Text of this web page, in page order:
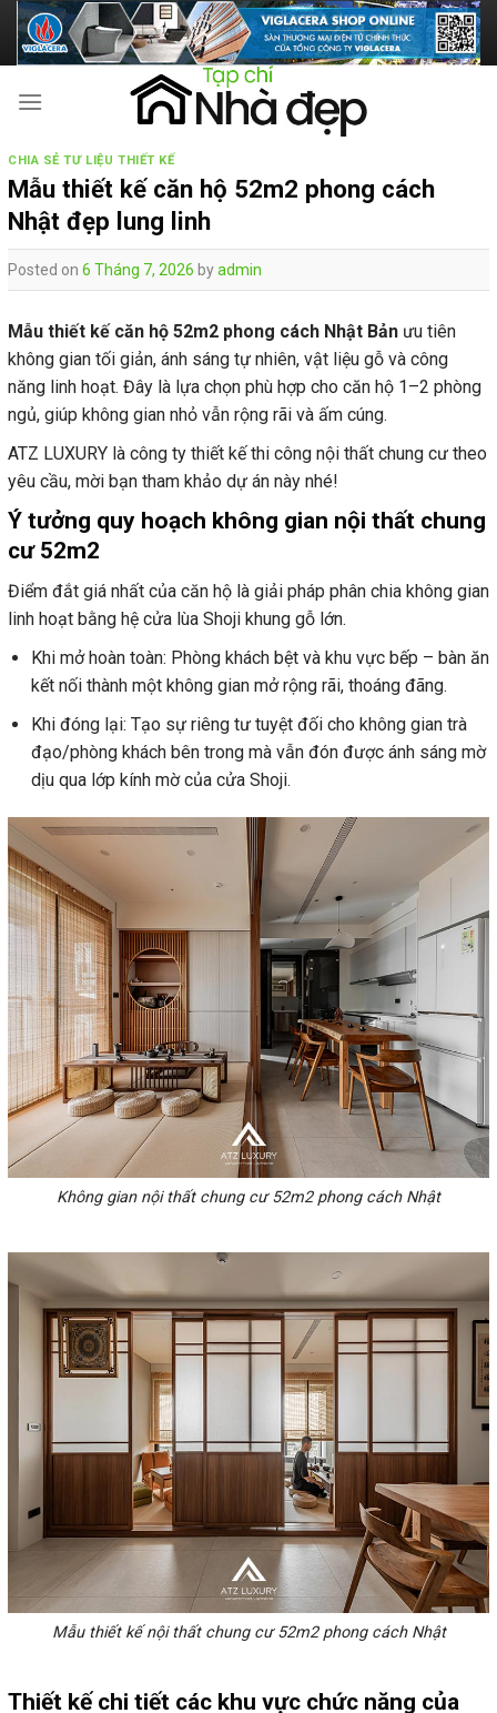
Skip
content
CHIA SẺ TƯ LIỆU THIẾT KẾ
Mẫu thiết kế căn hộ 52m2 phong cách
Nhật đẹp lung linh
Posted on 6 Tháng 7, 2026 byadmin
Mẫu thiết kế căn hộ 52m2 phong cách Nhật Bản ưu tiên
không gian tối giản, ánh sáng tự nhiên, vật liệu gỗ và công
năng linh hoạt. Đây là lựa chọn phù hợp cho căn hộ 1–2 phòng
ngủ, giúp không gian nhỏ vẫn rộng rãi và ấm cúng.
ATZ LUXURY là công ty thiết kế thi công nội thất chung cư theo
yêu cầu, mời bạn tham khảo dự án này nhé!
Ý tưởng quy hoạch không gian nội thất chung
cư 52m2
Điểm đắt giá nhất của căn hộ là giải pháp phân chia không gian
linh hoạt bằng hệ cửa lùa Shoji khung gỗ lớn.
Khi mở hoàn toàn: Phòng khách bệt và khu vực bếp – bàn ăn
kết nối thành một không gian mở rộng rãi, thoáng đãng.
Khi đóng lại: Tạo sự riêng tư tuyệt đối cho không gian trà
đạo/phòng khách bên trong mà vẫn đón được ánh sáng mờ
dịu qua lớp kính mờ của cửa Shoji.
Không gian nội thất chung cư 52m2 phong cách Nhật
Mẫu thiết kế nội thất chung cư 52m2 phong cách Nhật
Thiết kế chi tiết các khu vực chức năng của